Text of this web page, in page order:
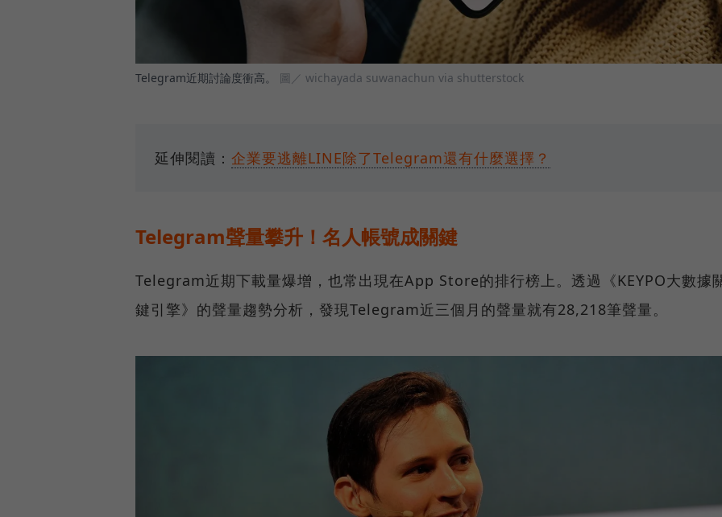
Telegram近期討論度衝高。 圖／ wichayada suwanachun via shutterstock
延伸閱讀： 企業要逃離LINE除了Telegram還有什麼選擇？
Telegram聲量攀升！名人帳號成關鍵
Telegram近期下載量爆增，也常出現在App Store的排行榜上。透過《KEYPO大數據
鍵引擎》的聲量趨勢分析，發現Telegram近三個月的聲量就有28,218筆聲量。